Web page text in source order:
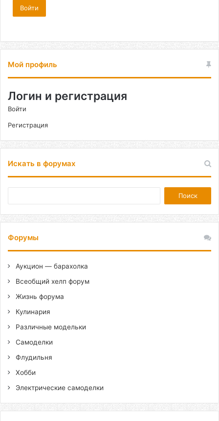
Войти
Мой профиль
Логин и регистрация
Войти
Регистрация
Искать в форумах
Форумы
Аукцион — барахолка
Всеобщий хелп форум
Жизнь форума
Кулинария
Различные модельки
Самоделки
Флудильня
Хобби
Электрические самоделки